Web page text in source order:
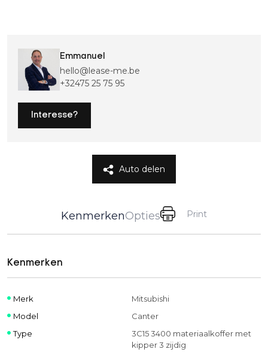
Emmanuel
hello@lease-me.be
+32475 25 75 95
Interesse?
Auto delen
KenmerkenOpties Print
Kenmerken
Merk
Mitsubishi
Model
Canter
Type
3C15 3400 materiaalkoffer met
kipper 3 zijdig